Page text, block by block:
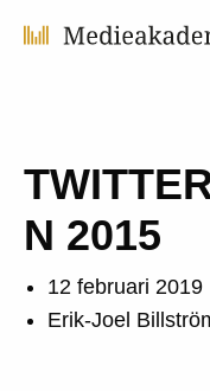
N 2015
12 februari 2019
Erik-Joel